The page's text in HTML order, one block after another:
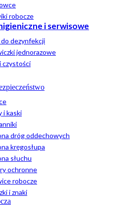
robocze
i serwisowe
do dezynfekcji
jednorazowe
czystości
i kaski
dróg oddechowych
kręgosłupa
słuchu
ochronne
robocze
i znaki